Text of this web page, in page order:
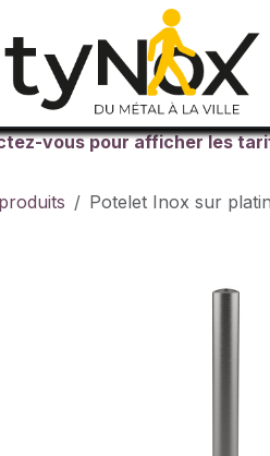
vous pour afficher les
Potelet Inox sur